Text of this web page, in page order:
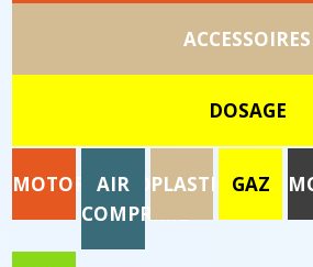
ACCESSOIRES
DOSAGE
MOTORISATION
AIR
COMPRIME
PLASTIQUE
GAZ